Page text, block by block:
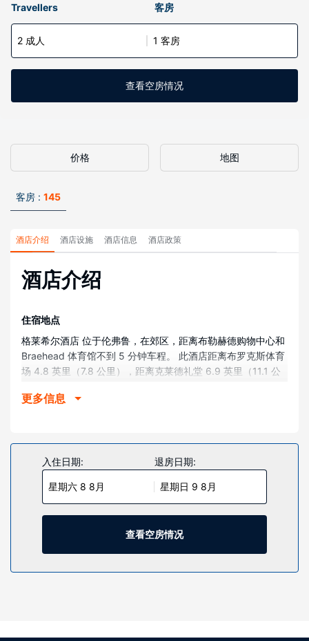
Travellers 客房
2 成人 1 客房
查看空房情况
价格 地图
客房 : 145
酒店介绍 酒店设施 酒店信息 酒店政策
酒店介绍
住宿地点
格莱希尔酒店 位于伦弗鲁，在郊区，距离布勒赫德购物中心和
Braehead 体育馆不到 5 分钟车程。 此酒店距离布罗克斯体育
场 4.8 英里（7.8 公里），距离克莱德礼堂 6.9 英里（11.1 公
客房
无线网络，方便您与朋友保持联系；数码频道可满足您的娱乐
需求。浴室提供名牌洗护用品和吹风机。便利设施包括电话，
以及书桌和电热水壶。
物业设施
享受按摩、身体护理和面部护理，慰劳一下自己。一定要去体
验室内游泳池、桑拿和健身中心等度假设施。此酒店的其他特
更多信息
入住日期:
星期六 8 8月
退房日期:
星期日 9 8月
查看空房情况